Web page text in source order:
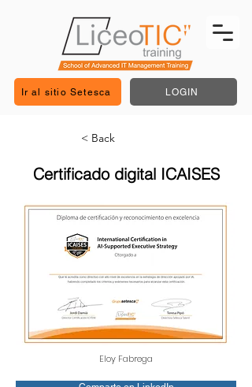
Ir al sitio Setesca LOGIN
< Back
Certificado digital ICAISES
Eloy Fabrega